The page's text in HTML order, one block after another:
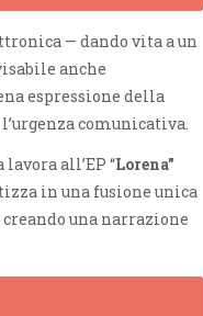
— dando vita a un
anche
espressione della
comunicativa.
all’EP “Lorena”
in una fusione unica
una narrazione